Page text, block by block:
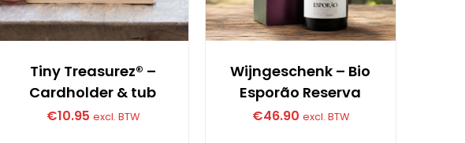
Tiny Treasurez® –
Cardholder & tub
€10.95 excl. BTW
Wijngeschenk – Bio
Esporão Reserva
€46.90 excl. BTW